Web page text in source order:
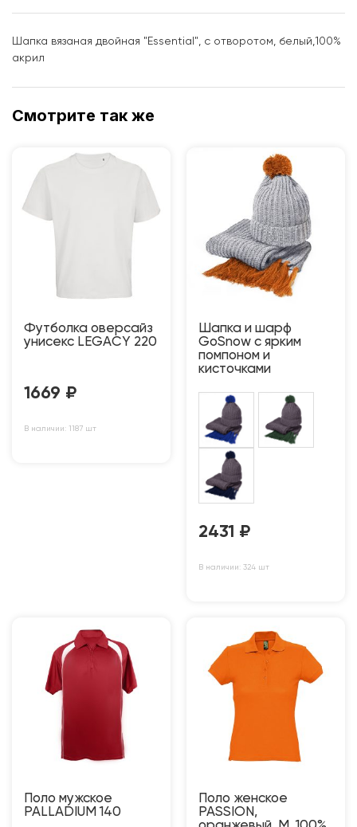
Шапка вязаная двойная "Essential", с отворотом, белый,100%
акрил
Смотрите так же
Футболка оверсайз
унисекс LEGACY 220
1669 ₽
В наличии: 1187 шт
Шапка и шарф
GoSnow с ярким
пoмпоном и
кисточками
2431 ₽
В наличии: 324 шт
Поло мужское
PALLADIUM 140
Поло женское
PASSION,